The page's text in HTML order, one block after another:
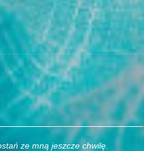
ze mną jeszcze chwilę.